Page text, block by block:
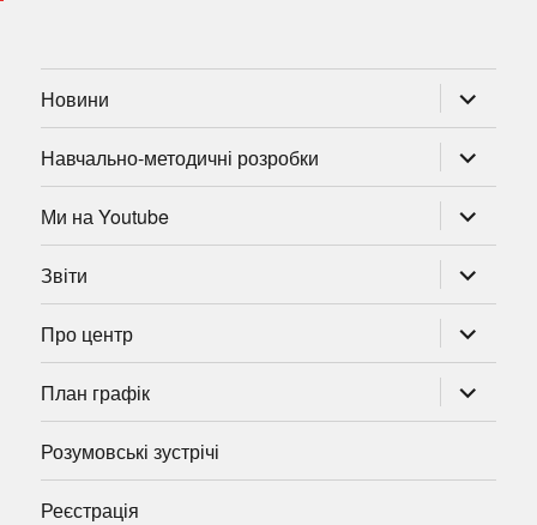
Новини
підменю
Навчально-методичні розробки
підменю
Ми на Youtube
підменю
Звіти
підменю
Про центр
підменю
План графік
підменю
Розумовські зустрічі
Реєстрація